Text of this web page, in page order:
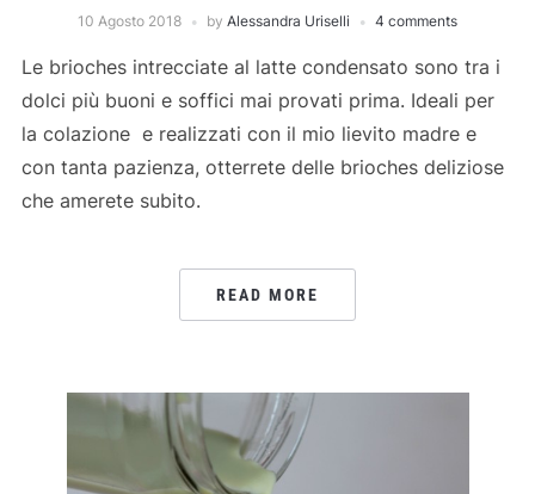
10 Agosto 2018 by Alessandra Uriselli 4 comments
Le brioches intrecciate al latte condensato sono tra i
dolci più buoni e soffici mai provati prima. Ideali per
la colazione e realizzati con il mio lievito madre e
con tanta pazienza, otterrete delle brioches deliziose
che amerete subito.
READ MORE